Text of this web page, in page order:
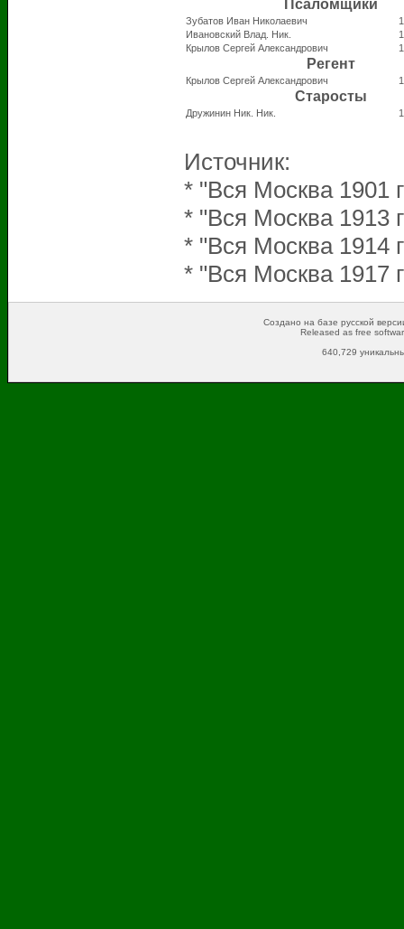
Псаломщики
Зубатов Иван Николаевич
Ивановский Влад. Ник.
Крылов Сергей Александрович
Регент
Крылов Сергей Александрович
Старосты
Дружинин Ник. Ник.
Источник:
* "Вся Москва 1901
* "Вся Москва 1913
* "Вся Москва 1914
* "Вся Москва 1917
Создано на базе русской
Released as free
640,729